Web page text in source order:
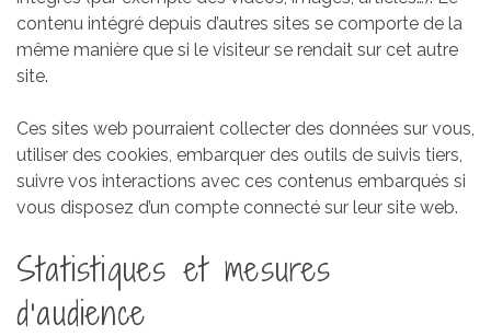
contenu intégré depuis d’autres sites se comporte de la
même manière que si le visiteur se rendait sur cet autre
site.
Ces sites web pourraient collecter des données sur vous,
utiliser des cookies, embarquer des outils de suivis tiers,
suivre vos interactions avec ces contenus embarqués si
vous disposez d’un compte connecté sur leur site web.
Statistiques et mesures
d’audience